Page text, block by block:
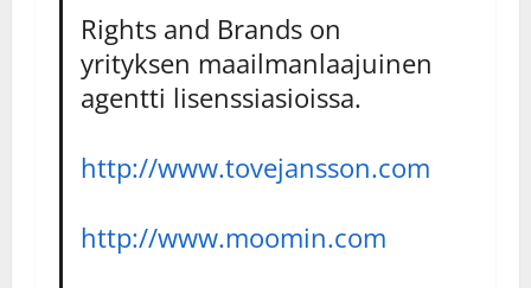
Rights and Brands on
yrityksen maailmanlaajuinen
agentti lisenssiasioissa.
http://www.tovejansson.com
http://www.moomin.com